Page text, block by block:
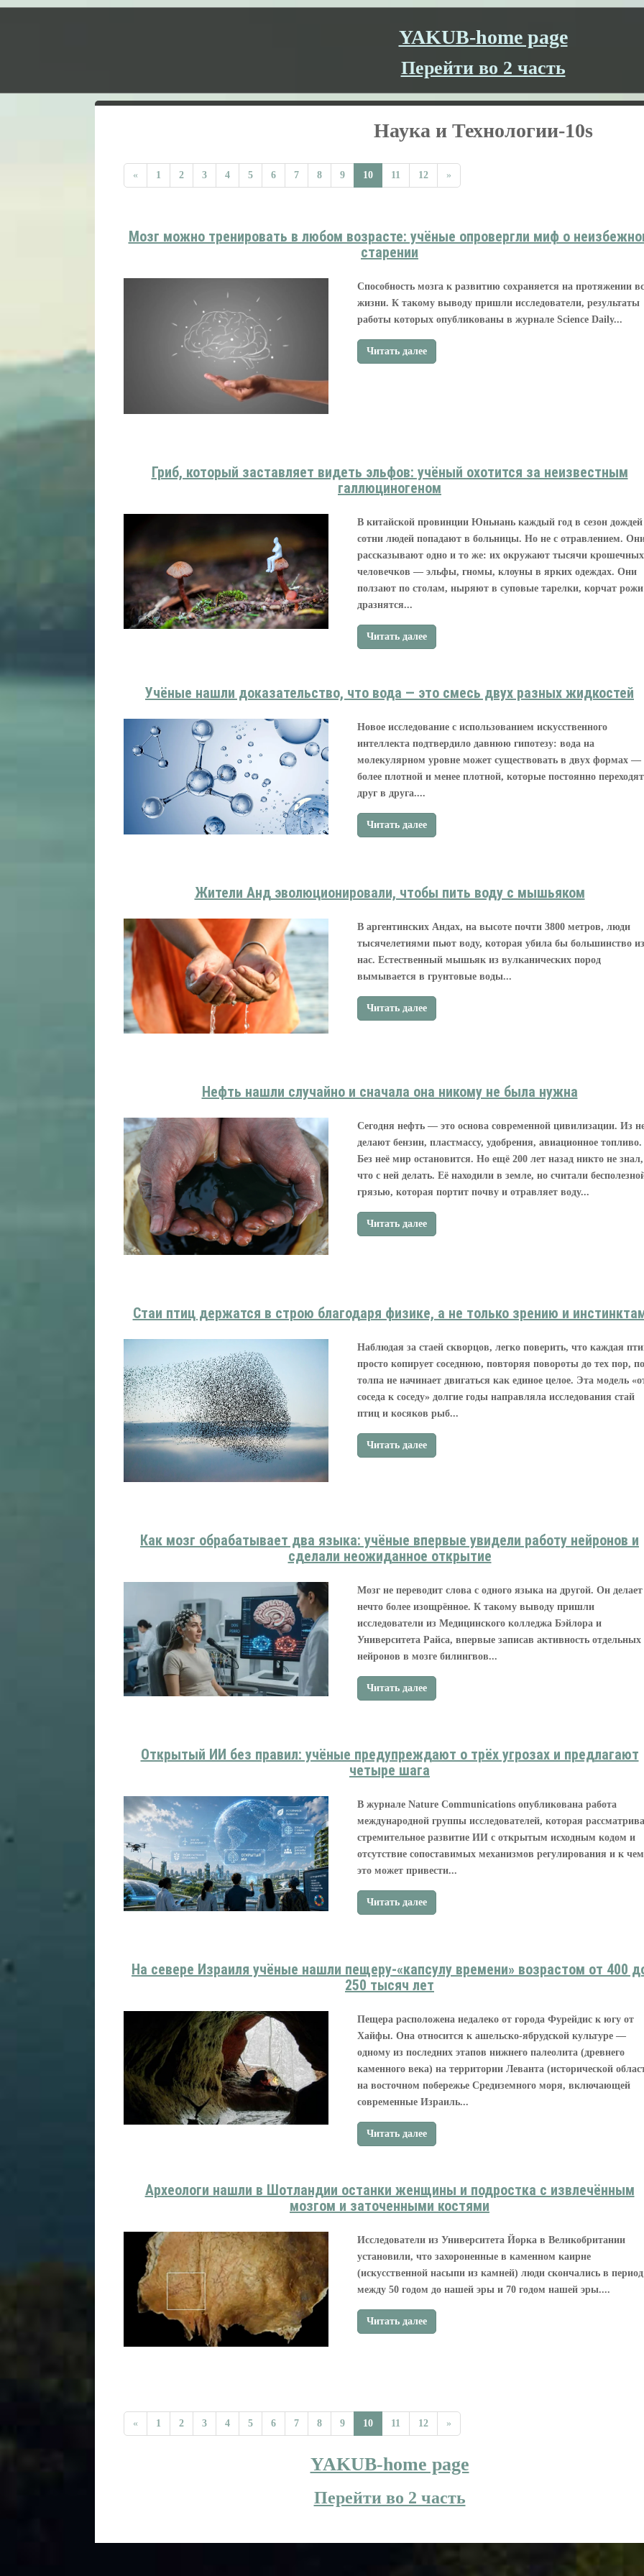
YAKUB-home page
Перейти во 2 часть
Наука и Технологии-10s
« 1 2 3 4 5 6 7 8 9 10 11 12 »
Мозг можно тренировать в любом возрасте: учёные опровергли миф о
старении
Способность мозга к развитию сохраняется на протяжении
жизни. К такому выводу пришли исследователи, результаты
работы которых опубликованы в журнале Science Daily...
Читать далее
Гриб, который заставляет видеть эльфов: учёный охотится за неизвестным
галлюциногеном
В китайской провинции Юньнань каждый год в сезон дождей
сотни людей попадают в больницы. Но не с отравлением.
рассказывают одно и то же: их окружают тысячи крошечных
человечков — эльфы, гномы, клоуны в ярких одеждах. Они
ползают по столам, ныряют в суповые тарелки, корчат
дразнятся...
Читать далее
Учёные нашли доказательство, что вода — это смесь двух разных жидкостей
Новое исследование с использованием искусственного
интеллекта подтвердило давнюю гипотезу: вода на
молекулярном уровне может существовать в двух формах —
более плотной и менее плотной, которые постоянно переходят
друг в друга....
Читать далее
Жители Анд эволюционировали, чтобы пить воду с мышьяком
В аргентинских Андах, на высоте почти 3800 метров, люди
тысячелетиями пьют воду, которая убила бы большинство из
нас. Естественный мышьяк из вулканических пород
вымывается в грунтовые воды...
Читать далее
Нефть нашли случайно и сначала она никому не была нужна
Сегодня нефть — это основа современной цивилизации. Из
делают бензин, пластмассу, удобрения, авиационное топливо.
Без неё мир остановится. Но ещё 200 лет назад никто не знал,
что с ней делать. Её находили в земле, но считали
грязью, которая портит почву и отравляет воду...
Читать далее
Стаи птиц держатся в строю благодаря физике, а не только зрению и
Наблюдая за стаей скворцов, легко поверить, что каждая
просто копирует соседнюю, повторяя повороты до тех пор,
толпа не начинает двигаться как единое целое. Эта модель
соседа к соседу» долгие годы направляла исследования стай
птиц и косяков рыб...
Читать далее
Как мозг обрабатывает два языка: учёные впервые увидели работу нейронов и
сделали неожиданное открытие
Мозг не переводит слова с одного языка на другой. Он делает
нечто более изощрённое. К такому выводу пришли
исследователи из Медицинского колледжа Бэйлора и
Университета Райса, впервые записав активность отдельных
нейронов в мозге билингвов...
Читать далее
Открытый ИИ без правил: учёные предупреждают о трёх угрозах и предлагают
четыре шага
В журнале Nature Communications опубликована работа
международной группы исследователей, которая
стремительное развитие ИИ с открытым исходным кодом и
отсутствие сопоставимых механизмов регулирования и к
это может привести...
Читать далее
На севере Израиля учёные нашли пещеру-«капсулу времени» возрастом от 400
250 тысяч лет
Пещера расположена недалеко от города Фурейдис к югу от
Хайфы. Она относится к ашельско-ябрудской культуре —
одному из последних этапов нижнего палеолита (древнего
каменного века) на территории Леванта (исторической
на восточном побережье Средиземного моря, включающей
современные Израиль...
Читать далее
Археологи нашли в Шотландии останки женщины и подростка с извлечённым
мозгом и заточенными костями
Исследователи из Университета Йорка в Великобритании
установили, что захороненные в каменном каирне
(искусственной насыпи из камней) люди скончались в период
между 50 годом до нашей эры и 70 годом нашей эры....
Читать далее
« 1 2 3 4 5 6 7 8 9 10 11 12 »
YAKUB-home page
Перейти во 2 часть